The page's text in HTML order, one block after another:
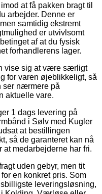
at få pakken bragt til
arbejder. Denne er
samtidig ekstremt
er utvivlsomt
af at du fysisk
forhandlerens lager.
vise sig at være særligt
for varen øjeblikkeligt, så
ser nærmere på
aktuelle vare.
1 dags levering på
i Sølv med Kugler
at bestillingen
så de garanteret kan nå
at medarbejderne har fri.
uden gebyr, men tit
en konkret pris. Som
leveringsløsning,